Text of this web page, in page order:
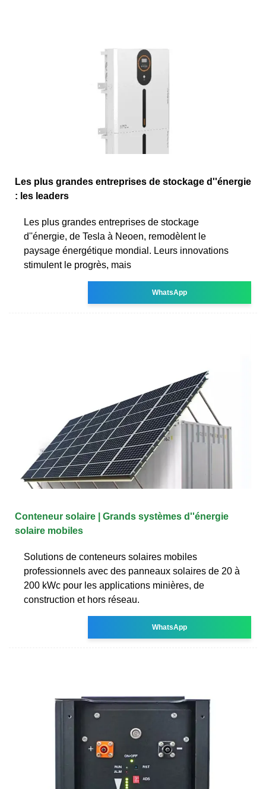
Les plus grandes entreprises de stockage d''énergie
: les leaders
Les plus grandes entreprises de stockage
d''énergie, de Tesla à Neoen, remodèlent le
paysage énergétique mondial. Leurs innovations
stimulent le progrès, mais
WhatsApp
Conteneur solaire | Grands systèmes d''énergie
solaire mobiles
Solutions de conteneurs solaires mobiles
professionnels avec des panneaux solaires de 20 à
200 kWc pour les applications minières, de
construction et hors réseau.
WhatsApp